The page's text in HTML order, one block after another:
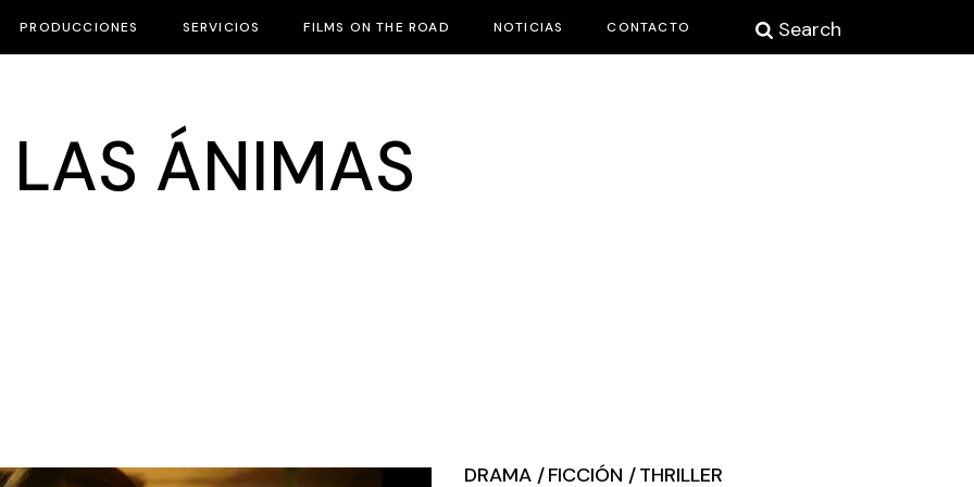
PRODUCCIONES SERVICIOS FILMS ON THE ROAD NOTICIAS CONTACTO Search
ÁNIMAS
DRAMA FICCIÓN THRILLER